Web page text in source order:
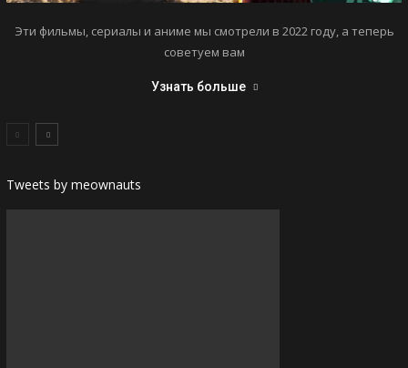
Эти фильмы, сериалы и аниме мы смотрели в 2022 году, а теперь
советуем вам
Узнать больше
Tweets by meownauts